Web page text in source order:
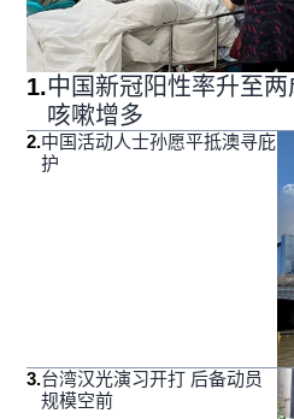
1.中国新冠阳性率升至
咳嗽增多
2.中国活动人士孙愿平抵澳寻庇
护
3.台湾汉光演习开打 后备动员
规模空前